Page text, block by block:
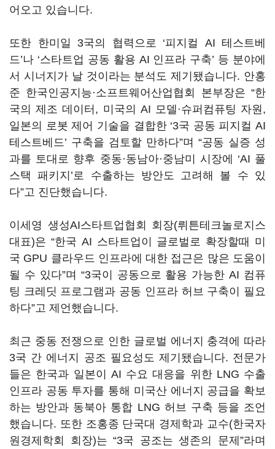
어오고 있습니다.
또한 한미일 3국의 협력으로 ‘피지컬 AI 테스트베
드’나 ‘스타트업 공동 활용 AI 인프라 구축’ 등 분야에
서 시너지가 날 것이라는 분석도 제기됐습니다. 안홍
준 한국인공지능·소프트웨어산업협회 본부장은 “한
국의 제조 데이터 , 미국의 AI 모델·슈퍼컴퓨팅 자원 ,
일본의 로봇 제어 기술을 결합한 ‘3국 공동 피지컬 AI
테스트베드’ 구축을 검토할 만하다”며 “공동 실증 성
과를 토대로 향후 중동·동남아·중남미 시장에 ‘AI 풀
스택 패키지 ’로 수출하는 방안도 고려해 볼 수 있
다”고 진단했습니다.
이세영 생성AI스타트업협회 회장(뤼튼테크놀로지스
대표)은 “한국 AI 스타트업이 글로벌로 확장할때 미
국 GPU 클라우드 인프라에 대한 접근은 많은 도움이
될 수 있다”며 “3국이 공동으로 활용 가능한AI 컴퓨
팅 크레딧 프로그램과 공동 인프라 허브 구축이 필요
하다”고 제언했습니다.
최근 중동 전쟁으로 인한 글로벌 에너지 충격에 따라
3국 간 에너지 공조 필요성도 제기됐습니다. 전문가
들은 한국과 일본이 AI 수요 대응을 위한LNG 수출
인프라 공동 투자를 통해 미국산 에너지 공급을 확보
하는 방안과 동북아 통합 LNG 허브 구축 등을 조언
했습니다. 또한 조홍종 단국대 경제학과 교수(한국자
원경제학회 회장)는“3국 공조는 생존의 문제”라며